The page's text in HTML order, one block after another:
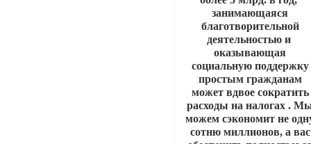
занимающаяся
благотворительной
деятельностью и
оказывающая
социальную поддержку
простым гражданам
может вдвое сократить
расходы на налогах .
можем сэкономит не
сотню миллионов, а вас